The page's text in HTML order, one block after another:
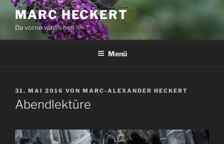
Zum
Inhalt
springen
MARC HECKERT
Da vorne wird's hell
Menü
VERÖFFENTLICHT
AM
31. MAI 2016 VON MARC-ALEXANDER HECKERT
Abendlektüre